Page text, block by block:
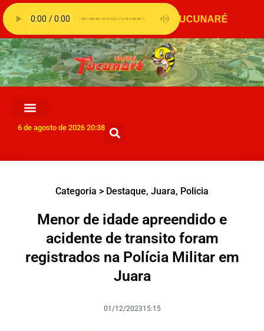
6 de agosto de 2026 20:38
Categoria > Destaque, Juara, Policia
Menor de idade apreendido e
acidente de transito foram
registrados na Polícia Militar em
Juara
01/12/202315:15